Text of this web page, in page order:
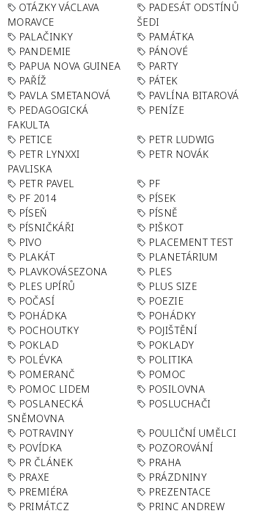
OTÁZKY VÁCLAVA
MORAVCE
PADESÁT ODSTÍNŮ
ŠEDI
PALAČINKY
PAMÁTKA
PANDEMIE
PÁNOVÉ
PAPUA NOVA GUINEA
PARTY
PAŘÍŽ
PÁTEK
PAVLA SMETANOVÁ
PAVLÍNA BITAROVÁ
PEDAGOGICKÁ
FAKULTA
PENÍZE
PETICE
PETR LUDWIG
PETR LYNXXI
PAVLISKA
PETR NOVÁK
PETR PAVEL
PF
PF 2014
PÍSEK
PÍSEŇ
PÍSNĚ
PÍSNIČKÁŘI
PIŠKOT
PIVO
PLACEMENT TEST
PLAKÁT
PLANETÁRIUM
PLAVKOVÁSEZONA
PLES
PLES UPÍRŮ
PLUS SIZE
POČASÍ
POEZIE
POHÁDKA
POHÁDKY
POCHOUTKY
POJIŠTĚNÍ
POKLAD
POKLADY
POLÉVKA
POLITIKA
POMERANČ
POMOC
POMOC LIDEM
POSILOVNA
POSLANECKÁ
SNĚMOVNA
POSLUCHAČI
POTRAVINY
POULIČNÍ UMĚLCI
POVÍDKA
POZOROVÁNÍ
PR ČLÁNEK
PRAHA
PRAXE
PRÁZDNINY
PREMIÉRA
PREZENTACE
PRIMÁT.CZ
PRINC ANDREW